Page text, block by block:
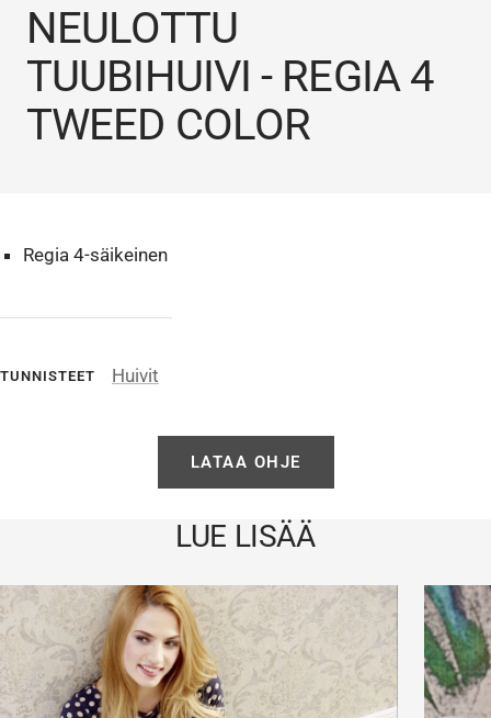
NEULOTTU
TUUBIHUIVI - REGIA 4
TWEED COLOR
TUNNISTEET Huivit
Regia 4-säikeinen
LATAA OHJE
LUE LISÄÄ